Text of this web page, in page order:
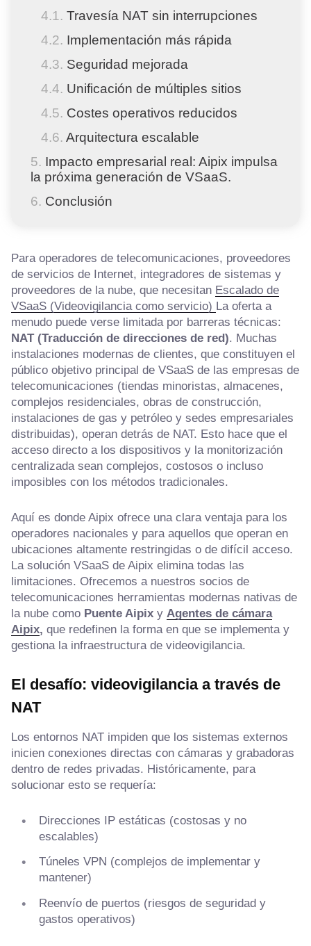
Travesía NAT sin interrupciones
Implementación más rápida
Seguridad mejorada
Unificación de múltiples sitios
Costes operativos reducidos
Arquitectura escalable
Impacto empresarial real: Aipix impulsa
la próxima generación de VSaaS.
Conclusión
Para operadores de telecomunicaciones, proveedores
de servicios de Internet, integradores de sistemas y
proveedores de la nube, que necesitan Escalado de
VSaaS (Videovigilancia como servicio) La oferta a
menudo puede verse limitada por barreras técnicas:
NAT (Traducción de direcciones de red). Muchas
instalaciones modernas de clientes, que constituyen el
público objetivo principal de VSaaS de las empresas de
telecomunicaciones (tiendas minoristas, almacenes,
complejos residenciales, obras de construcción,
instalaciones de gas y petróleo y sedes empresariales
distribuidas), operan detrás de NAT. Esto hace que el
acceso directo a los dispositivos y la monitorización
centralizada sean complejos, costosos o incluso
imposibles con los métodos tradicionales.
Aquí es donde Aipix ofrece una clara ventaja para los
operadores nacionales y para aquellos que operan en
ubicaciones altamente restringidas o de difícil acceso.
La solución VSaaS de Aipix elimina todas las
limitaciones. Ofrecemos a nuestros socios de
telecomunicaciones herramientas modernas nativas de
la nube como Puente Aipix y Agentes de cámara
Aipix, que redefinen la forma en que se implementa y
gestiona la infraestructura de videovigilancia.
El desafío: videovigilancia a través de
NAT
Los entornos NAT impiden que los sistemas externos
inicien conexiones directas con cámaras y grabadoras
dentro de redes privadas. Históricamente, para
solucionar esto se requería:
Direcciones IP estáticas (costosas y no
escalables)
Túneles VPN (complejos de implementar y
mantener)
Reenvío de puertos (riesgos de seguridad y
gastos operativos)